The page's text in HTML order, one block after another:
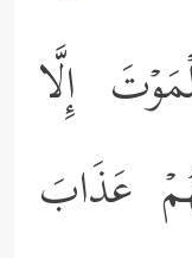
إِلَّا
عَذَابَ